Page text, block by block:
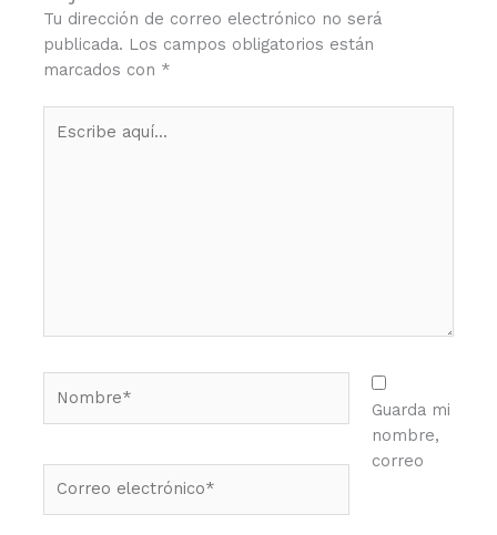
Tu dirección de correo electrónico no será
publicada. Los campos obligatorios están
marcados con *
aquí...
electrónico*
Guarda mi
nombre,
correo